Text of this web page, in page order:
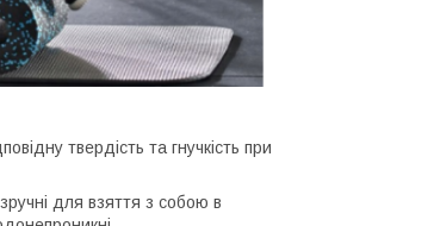
твердість та гнучкість при
для взяття з собою в